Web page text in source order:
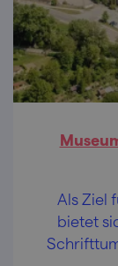
Als Ziel
bietet